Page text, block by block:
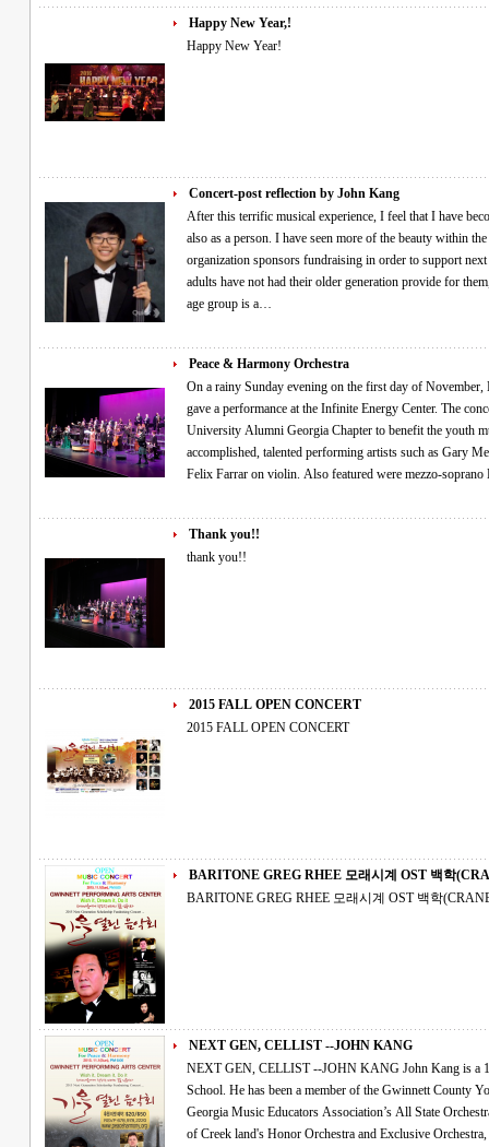
Happy New Year,!
Happy New Year!
Concert-post reflection by John Kang
After this terrific musical experience, I feel that I have
also as a person. I have seen more of the beauty within
organization sponsors fundraising in order to support
adults have not had their older generation provide for
age group is a…
Peace & Harmony Orchestra
On a rainy Sunday evening on the first day of November, Min Pak and the Peace and Harmony Orchestra
gave a performance at the Infinite Energy Center. The
University Alumni Georgia Chapter to benefit the youth
accomplished, talented performing artists such as Gary
Felix Farrar on violin. Also featured were mezzo-
Thank you!!
thank you!!
2015 FALL OPEN CONCERT
2015 FALL OPEN CONCERT
BARITONE GREG RHEE 모래시계
BARITONE GREG RHEE 모래시계
NEXT GEN, CELLIST --JOHN KANG
NEXT GEN, CELLIST --JOHN KANG John Kang is a 14 year old cellist attending Collins Hill High
School. He has been a member of the Gwinnett County
Georgia Music Educators Association’s All State Orchestra for the past 3
of Creek land's Honor Orchestra and Exclusive Orchestra, performing for the In-Service Conference at